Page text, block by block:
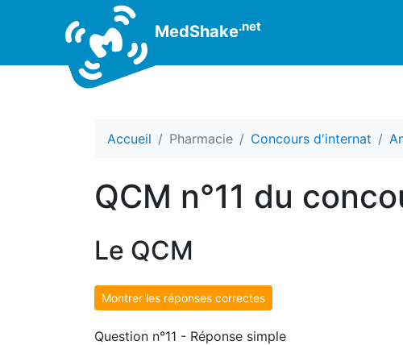
MedShake.net
Accueil Pharmacie Concours d'internat
QCM n°11 du
Le QCM
Montrer les réponses correctes
Question n°11 - Réponse simple